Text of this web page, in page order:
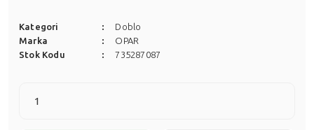
Kategori
Doblo
Marka
OPAR
Stok Kodu
735287087